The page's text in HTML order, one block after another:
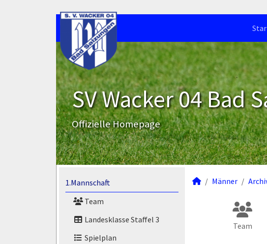
SV Wacker 04 Bad
Offizielle Homepage
1.Mannschaft
Team
Landesklasse Staffel 3
Spielplan
Männer
Team